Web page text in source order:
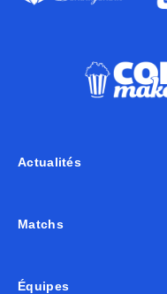
Actualités
Matchs
Équipes